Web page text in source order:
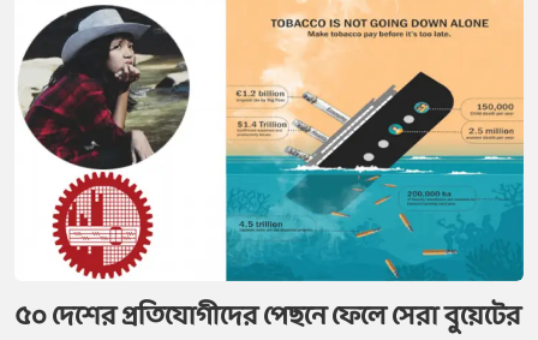
৫০ দেশের প্রতিযোগীদের পেছনে ফেলে সেরা বুয়েটের